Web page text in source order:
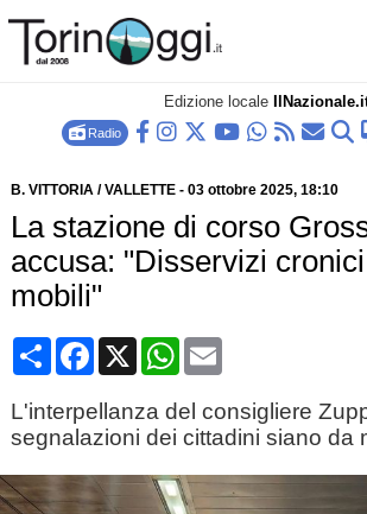
Edizione locale
Radio
B. VITTORIA / VALLETTE- 03 ottobre 2025, 18:10
La stazione di corso
accusa: "Disservizi
mobili"
CondividiFacebook
X WhatsApp
Email
L'interpellanza del consigliere
segnalazioni dei cittadini siano da